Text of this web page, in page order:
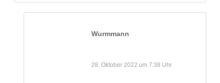
Wurmmann
28. Oktober 2022 um 7:38 Uhr